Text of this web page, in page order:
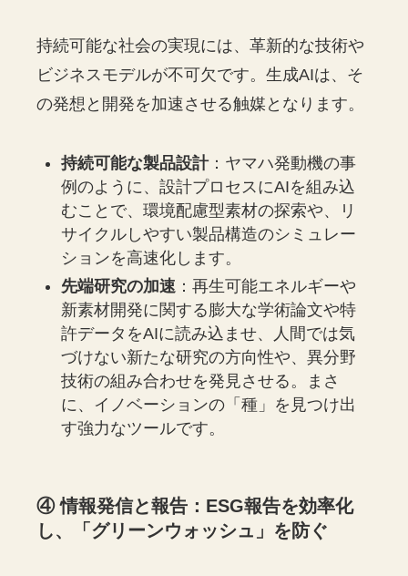
持続可能な社会の実現には、革新的な技術や
ビジネスモデルが不可欠です。生成AIは、そ
の発想と開発を加速させる触媒となります。
持続可能な製品設計：ヤマハ発動機の事
例のように、設計プロセスにAIを組み込
むことで、環境配慮型素材の探索や、リ
サイクルしやすい製品構造のシミュレー
ションを高速化します。
先端研究の加速 ：再生可能エネルギーや
新素材開発に関する膨大な学術論文や特
許データをAIに読み込ませ、人間では気
づけない新たな研究の方向性や、異分野
技術の組み合わせを発見させる。まさ
に、イノベーションの「種」を見つけ出
す強力なツールです。
④ 情報発信と報告：ESG報告を効率化
し、「グリーンウォッシュ」を防ぐ